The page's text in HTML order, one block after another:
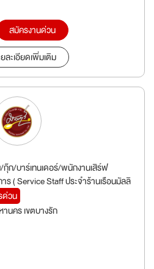
สมัครงานด่วน
ละเอียดเพิ่มเติม
กุ๊ก/บาร์เทนเดอร์/พนักงานเสิร์ฟ
ร ( Service Staff ประจำร้านเรือนมัลลิ
ด่วน
นคร เขตบางรัก